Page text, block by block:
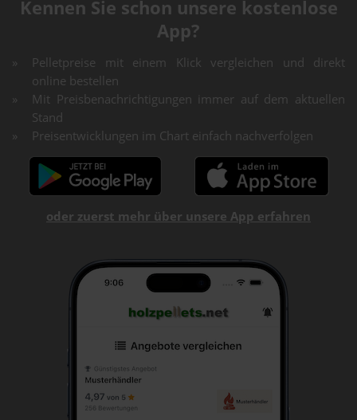
Kennen Sie schon unsere kostenlose
App?
Pelletpreise mit einem Klick vergleichen und direkt
online bestellen
Mit Preisbenachrichtigungen immer auf dem aktuellen
Stand
Preisentwicklungen im Chart einfach nachverfolgen
oder zuerst mehr über unsere App erfahren